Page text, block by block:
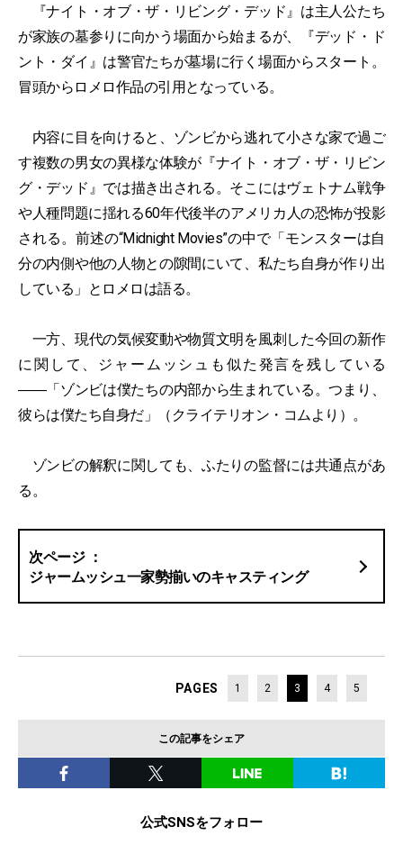
『ナイト・オブ・ザ・リビング・デッド』は主人公たち
が家族の墓参りに向かう場面から始まるが、『デッド・ド
ント・ダイ』は警官たちが墓場に行く場面からスタート。
冒頭からロメロ作品の引用となっている。
内容に目を向けると、ゾンビから逃れて小さな家で過ご
す複数の男女の異様な体験が『ナイト・オブ・ザ・リビン
グ・デッド』では描き出される。そこにはヴェトナム戦争
や人種問題に揺れる60年代後半のアメリカ人の恐怖が投影
される。前述の“Midnight Movies”の中で「モンスターは自
分の内側や他の人物との隙間にいて、私たち自身が作り出
している」とロメロは語る。
一方、現代の気候変動や物質文明を風刺した今回の新作
に関して、ジャームッシュも似た発言を残している
――「ゾンビは僕たちの内部から生まれている。つまり、
彼らは僕たち自身だ」（クライテリオン・コムより）。
ゾンビの解釈に関しても、ふたりの監督には共通点があ
る。
ジャームッシュ一家勢揃いのキャスティング
PAGES 1 2 3 4 5
この記事をシェア
公式SNSをフォロー